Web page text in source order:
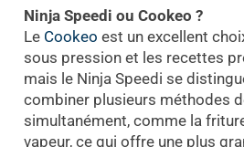
Ninja Speedi ou Cookeo ?
Le Cookeo est un excellent
sous pression et les recettes
mais le Ninja Speedi se
combiner plusieurs méthodes
simultanément, comme la
vapeur, ce qui offre une plus